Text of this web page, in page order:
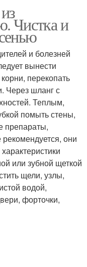
Чистка и
и болезней
вынести
перекопать
Через шланг с
Теплым,
помыть стены,
препараты,
они
или зубной щеткой
щели, узлы,
водой,
форточки,